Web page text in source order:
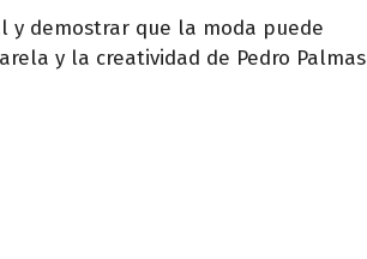
y demostrar que la moda puede
y la creatividad de Pedro Palmas